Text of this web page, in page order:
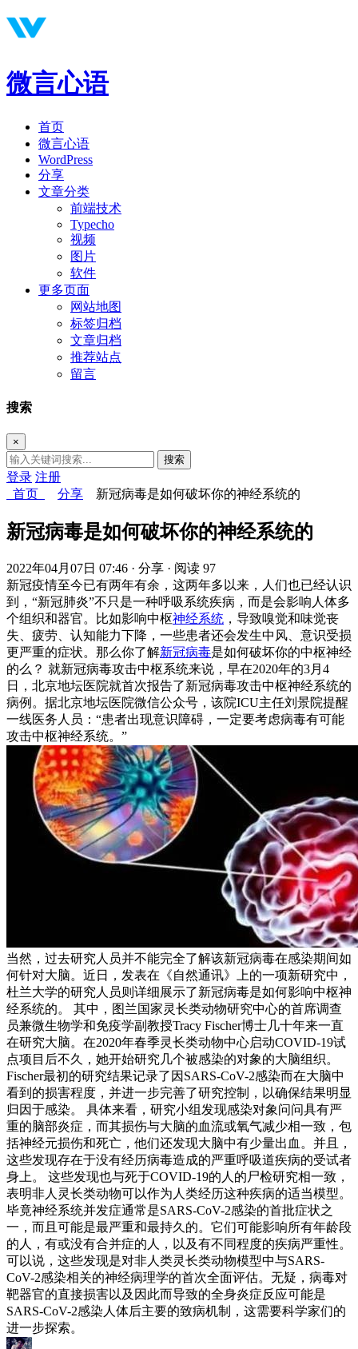
微言心语
首页
微言心语
WordPress
分享
文章分类
前端技术
Typecho
视频
图片
软件
更多页面
网站地图
标签归档
文章归档
推荐站点
留言
搜索
×
搜索
登录 注册
首页
分享 新冠病毒是如何破坏你的神经系统的
新冠病毒是如何破坏你的神经系统的
2022年04月07日 07:46 · 分享 · 阅读 97
新冠疫情至今已有两年有余，这两年多以来，人们也已经认识
到，“新冠肺炎”不只是一种呼吸系统疾病，而是会影响人体多
个组织和器官。比如影响中枢神经系统 ，导致嗅觉和味觉丧
失、疲劳、认知能力下降，一些患者还会发生中风、意识受损
更严重的症状。那么你了解新冠病毒是如何破坏你的中枢神经
的么？ 就新冠病毒攻击中枢系统来说，早在2020年的3月4
日，北京地坛医院就首次报告了新冠病毒攻击中枢神经系统的
病例。据北京地坛医院微信公众号，该院ICU主任刘景院提醒
一线医务人员：“患者出现意识障碍，一定要考虑病毒有可能
攻击中枢神经系统。”
当然，过去研究人员并不能完全了解该新冠病毒在感染期间如
何针对大脑。近日，发表在《自然通讯》上的一项新研究中，
杜兰大学的研究人员则详细展示了新冠病毒是如何影响中枢神
经系统的。 其中，图兰国家灵长类动物研究中心的首席调查
员兼微生物学和免疫学副教授Tracy Fischer博士几十年来一直
在研究大脑。在2020年春季灵长类动物中心启动COVID-19试
点项目后不久，她开始研究几个被感染的对象的大脑组织。
Fischer最初的研究结果记录了因SARS-CoV-2感染而在大脑中
看到的损害程度，并进一步完善了研究控制，以确保结果明显
归因于感染。 具体来看，研究小组发现感染对象问问具有严
重的脑部炎症，而其损伤与大脑的血流或氧气减少相一致，包
括神经元损伤和死亡，他们还发现大脑中有少量出血。并且，
这些发现存在于没有经历病毒造成的严重呼吸道疾病的受试者
身上。 这些发现也与死于COVID-19的人的尸检研究相一致，
表明非人灵长类动物可以作为人类经历这种疾病的适当模型。
毕竟神经系统并发症通常是SARS-CoV-2感染的首批症状之
一，而且可能是最严重和最持久的。它们可能影响所有年龄段
的人，有或没有合并症的人，以及有不同程度的疾病严重性。
可以说，这些发现是对非人类灵长类动物模型中与SARS-
CoV-2感染相关的神经病理学的首次全面评估。无疑，病毒对
靶器官的直接损害以及因此而导致的全身炎症反应可能是
SARS-CoV-2感染人体后主要的致病机制，这需要科学家们的
进一步探索。